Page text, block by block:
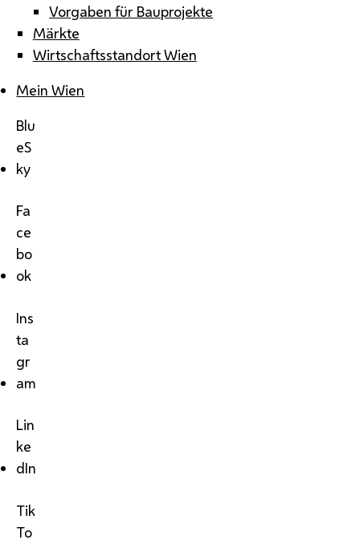
Vorgaben für Bauprojekte
Märkte
Wirtschaftsstandort Wien
Mein Wien
Blu
eS
ky
Fa
ce
bo
ok
Ins
ta
gr
am
Lin
ke
dIn
Tik
To